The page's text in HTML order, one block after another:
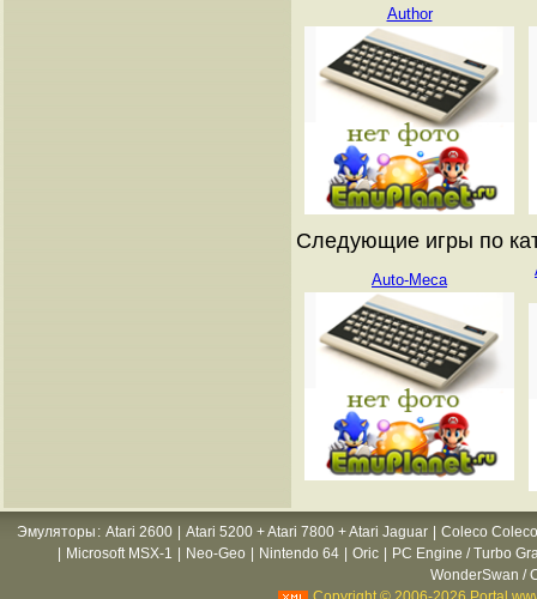
Author
Следующие игры по
Auto-Meca
Эмуляторы : Atari 2600 Atari 5200 + Atari 7800 + Atari Jaguar
Coleco
Microsoft MSX-1 Neo-Geo Nintendo 64 Oric
PC Engine / Turbo
WonderSwan /